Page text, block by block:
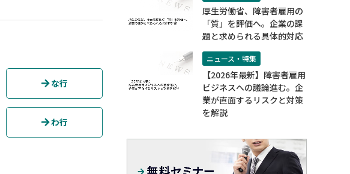
な行
わ行
厚生労働省、障害者雇用の
「質」を評価へ。企業の課
題と求められる具体的対応
ニュース・特集
【2026年最新】障害者雇用
ビジネスへの議論進む。企
業が直面するリスクと対策
を解説